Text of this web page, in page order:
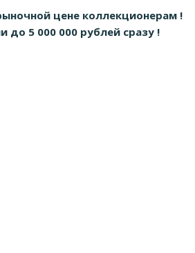
цене коллекционерам !
до 5 000 000 рублей сразу !